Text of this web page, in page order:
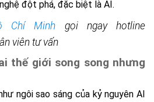
đột phá, đặc biệt là AI.
Chí Minh gọi ngay hotline
viên tư vấn
thế giới song song nhưng
ngôi sao sáng của kỷ nguyên AI